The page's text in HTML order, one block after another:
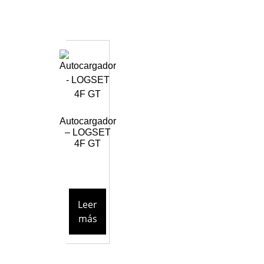
Autocargador
– LOGSET
4F GT
Leer
más